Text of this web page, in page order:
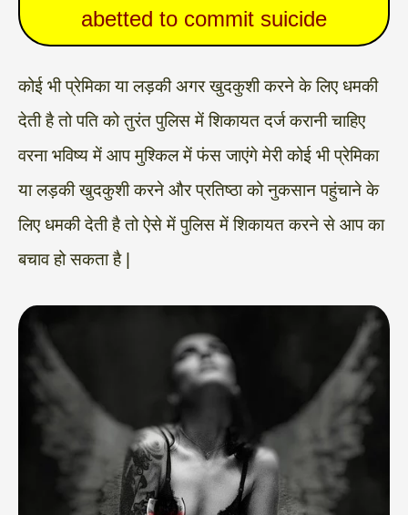
abetted to commit suicide
कोई भी प्रेमिका या लड़की अगर खुदकुशी करने के लिए धमकी
देती है तो पति को तुरंत पुलिस में शिकायत दर्ज करानी चाहिए
वरना भविष्य में आप मुश्किल में फंस जाएंगे मेरी कोई भी प्रेमिका
या लड़की खुदकुशी करने और प्रतिष्ठा को नुकसान पहुंचाने के
लिए धमकी देती है तो ऐसे में पुलिस में शिकायत करने से आप का
बचाव हो सकता है |